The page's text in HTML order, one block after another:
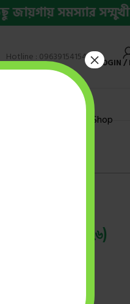
সমস্যার সম্মুখীন
Hotline : 09639154154 LOGIN /
Shop
উত্তরপত্র (২০২৬)
×